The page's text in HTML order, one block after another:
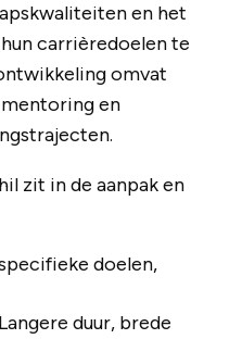
en het
carrièredoelen te
omvat
en
zit in de aanpak en
doelen,
Langere duur, brede